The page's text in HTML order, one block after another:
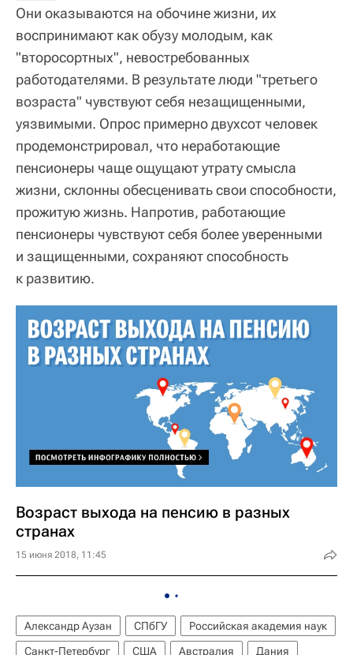
Они оказываются на обочине жизни, их
воспринимают как обузу молодым, как
"второсортных", невостребованных
работодателями. В результате люди "третьего
возраста" чувствуют себя незащищенными,
уязвимыми. Опрос примерно двухсот человек
продемонстрировал, что неработающие
пенсионеры чаще ощущают утрату смысла
жизни, склонны обесценивать свои способности,
прожитую жизнь. Напротив, работающие
пенсионеры чувствуют себя более уверенными
и защищенными, сохраняют способность
к развитию.
Возраст выхода на пенсию в разных
странах
15 июня 2018, 11:45
Александр Аузан СПбГУ
Российская академия наук
Санкт-Петербург
США Австралия
Дания